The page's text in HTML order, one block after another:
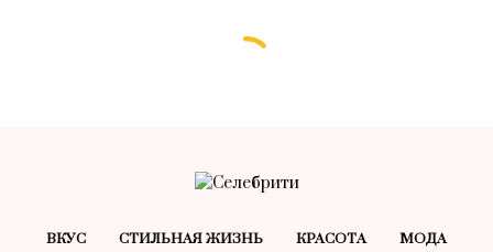
ВКУС СТИЛЬНАЯ ЖИЗНЬ КРАСОТA МОДА